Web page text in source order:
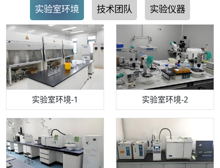
实验室环境 技术团队 实验仪器
实验室环境-1 实验室环境-2
机构质检技术员-1 机构质检技术员-2
步入式恒温恒湿试验箱 电感耦合等离子体光谱仪